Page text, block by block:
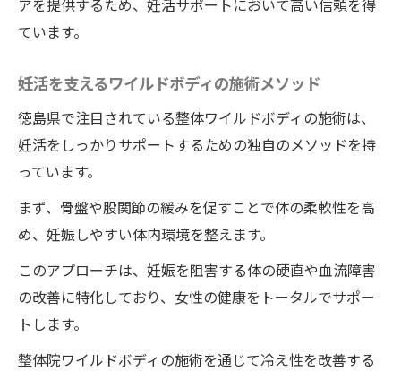
アを提供するため、妊活サポートにおいて高い信頼を得
ています。
妊活を支えるワイルドボディの施術メソッド
徳島県で注目されている整体ワイルドボディの施術は、
妊活をしっかりサポートするための独自のメソッドを持
っています。
まず、骨盤や股関節の緩みを促すことで体の柔軟性を高
め、妊娠しやすい体内環境を整えます。
このアプローチは、妊娠を阻害する体の硬直や血流障害
の改善に特化しており、女性の健康をトータルでサポー
トします。
整体院ワイルドボディの施術を通じて冷え性を改善する